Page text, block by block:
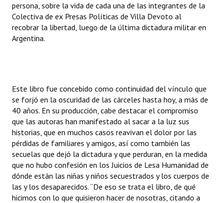
Datos Históricos
Premio al Mérito - Registro
Periodistas Decanos - Registro
Ciudadano Ilustre - Registro
Banca del Vecino - Registro
Huéspedes de Honor - Registro
Antiguos Pobladores - Registro
Reconocimientos - Registro
persona, sobre la vida de cada una de las integrantes de la
Colectiva de ex Presas Políticas de Villa Devoto al
recobrar la libertad, luego de la última dictadura militar en
Argentina.
Este libro fue concebido como continuidad del vínculo que
se forjó en la oscuridad de las cárceles hasta hoy, a más de
40 años. En su producción, cabe destacar el compromiso
que las autoras han manifestado al sacar a la luz sus
historias, que en muchos casos reavivan el dolor por las
pérdidas de familiares y amigos, así como también las
secuelas que dejó la dictadura y que perduran, en la medida
que no hubo confesión en los Juicios de Lesa Humanidad de
dónde están las niñas y niños secuestrados y los cuerpos de
las y los desaparecidos. “De eso se trata el libro, de qué
hicimos con lo que quisieron hacer de nosotras, citando a